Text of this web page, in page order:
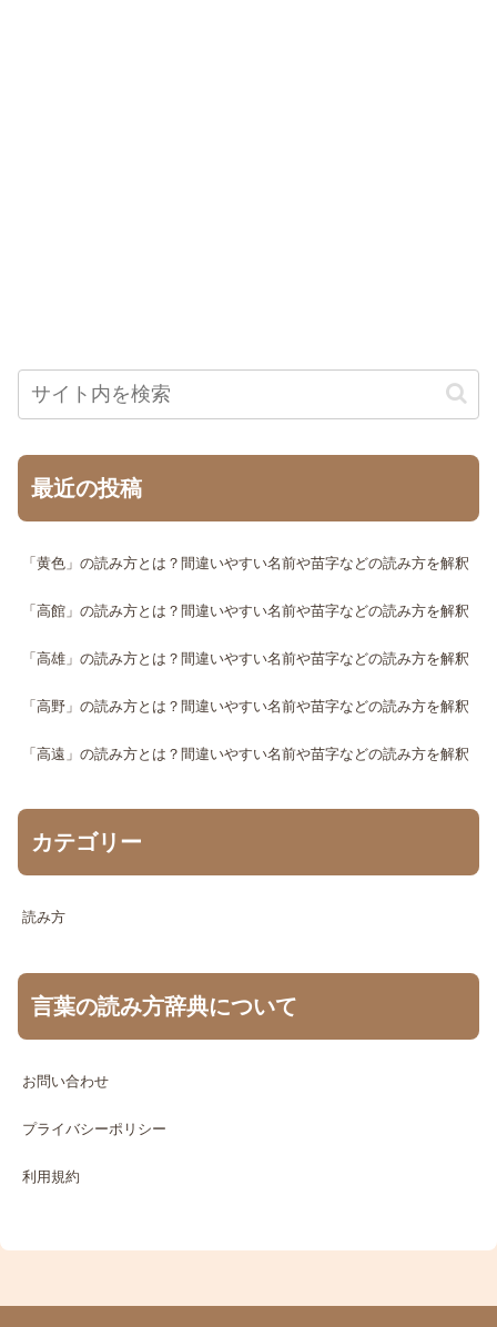
最近の投稿
「黄色」の読み方とは？間違いやすい名前や苗字などの読み方を解釈
「高館」の読み方とは？間違いやすい名前や苗字などの読み方を解釈
「高雄」の読み方とは？間違いやすい名前や苗字などの読み方を解釈
「高野」の読み方とは？間違いやすい名前や苗字などの読み方を解釈
「高遠」の読み方とは？間違いやすい名前や苗字などの読み方を解釈
カテゴリー
読み方
言葉の読み方辞典について
お問い合わせ
プライバシーポリシー
利用規約